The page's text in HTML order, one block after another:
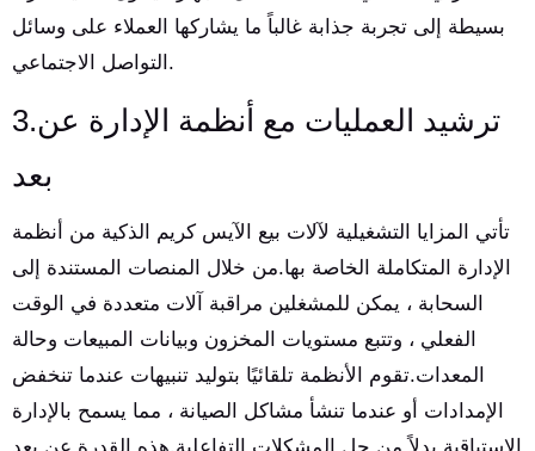
بسيطة إلى تجربة جذابة غالباً ما يشاركها العملاء على وسائل
التواصل الاجتماعي.
3.ترشيد العمليات مع أنظمة الإدارة عن
بعد
تأتي المزايا التشغيلية لآلات بيع الآيس كريم الذكية من أنظمة
الإدارة المتكاملة الخاصة بها.من خلال المنصات المستندة إلى
السحابة ، يمكن للمشغلين مراقبة آلات متعددة في الوقت
الفعلي ، وتتبع مستويات المخزون وبيانات المبيعات وحالة
المعدات.تقوم الأنظمة تلقائيًا بتوليد تنبيهات عندما تنخفض
الإمدادات أو عندما تنشأ مشاكل الصيانة ، مما يسمح بالإدارة